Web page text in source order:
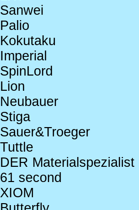
Sanwei
Palio
Kokutaku
Imperial
SpinLord
Lion
Neubauer
Stiga
Sauer&Troeger
Tuttle
DER Materialspezialist
61 second
XIOM